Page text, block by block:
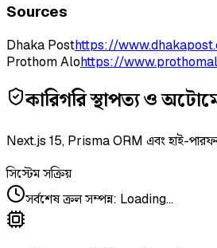
Sources
Dhaka Posthttps://
Prothom Alohttps://
কারিগরি স্থাপত্য ও
Next.js 15, Prisma ORM এবং হাই-
সিস্টেম সক্রিয়
সর্বশেষ ক্রল সম্পন্ন: Loading...